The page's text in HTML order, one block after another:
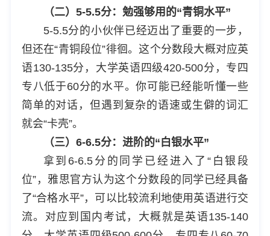
（二）5-5.5分：勉强够用的“青铜水平”
5-5.5分的小伙伴已经迈出了重要的一步，
但还在“青铜段位”徘徊。这个分数段大概对应英
语130-135分，大学英语四级420-500分，专四
专八低于60分的水平。你可能已经能听懂一些
简单的对话，但遇到复杂的语速或生僻的词汇
就会“卡壳”。
（三）6-6.5分：进阶的“白银水平”
拿到6-6.5分的同学已经进入了“白银段
位”，雅思官方认为这个分数段的同学已经具备
了“合格水平”，可以比较流利地使用英语进行交
流。对应到国内考试，大概就是英语135-140